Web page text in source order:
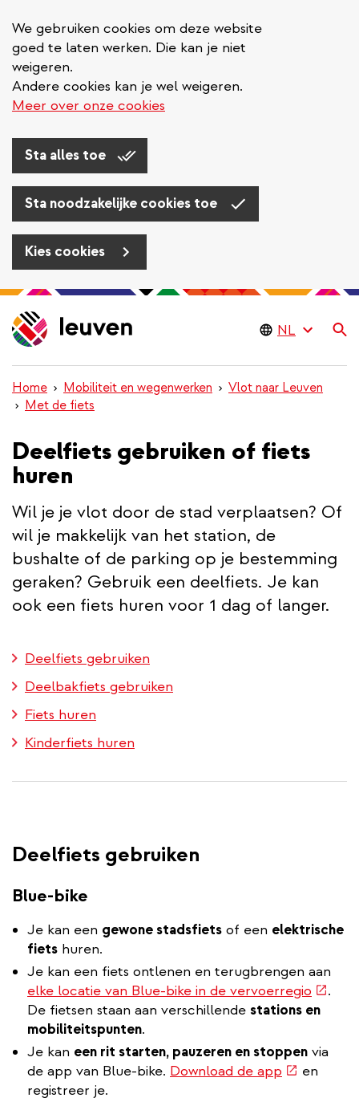
We gebruiken cookies om deze website
goed te laten werken. Die kan je niet
weigeren.
Andere cookies kan je wel weigeren.
Meer over onze cookies
Sta alles toe
Sta noodzakelijke cookies toe
Kies cookies
Overslaan
en
naar
inhoud
gaan
Home Mobiliteit en wegenwerken
Vlot naar Leuven
Met de fiets
Deelfiets gebruiken of fiets
huren
Wil je je vlot door de stad verplaatsen? Of
wil je makkelijk van het station, de
bushalte of de parking op je bestemming
geraken? Gebruik een deelfiets. Je kan
ook een fiets huren voor 1 dag of langer.
Deelfiets gebruiken
Deelbakfiets gebruiken
Fiets huren
Kinderfiets huren
Deelfiets gebruiken
Blue-bike
Je kan een gewone stadsfiets of een elektrische
fiets huren.
Je kan een fiets ontlenen en terugbrengen aan
elke locatie van Blue-bike in de vervoerregio
link)
.
De fietsen staan aan verschillende stations en
mobiliteitspunten.
Je kan een rit starten, pauzeren en stoppen via
de app van Blue-bike. Download de app (externe
en
registreer je.